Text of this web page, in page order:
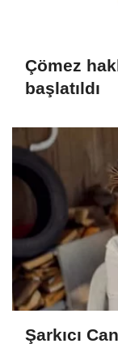
Çömez
başlatıldı
Şarkıcı